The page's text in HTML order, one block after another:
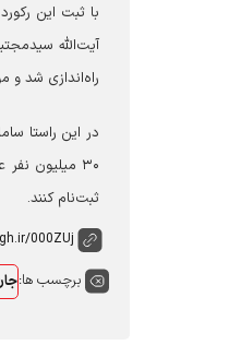
آیت‌الله
راه‌اندازی شد و
در این راستا
۳۰ میلیون نفر عبور کرد.
ثبت‌نام کنند.
برچسب ها: